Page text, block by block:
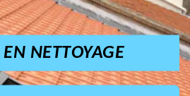
NETTOYAGE